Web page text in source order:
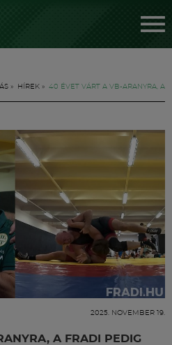
» HÍREK » 40 ÉVET VÁRT A VB-ARANYRA, A
2025. NOVEMBER 19.
A FRADI PEDIG